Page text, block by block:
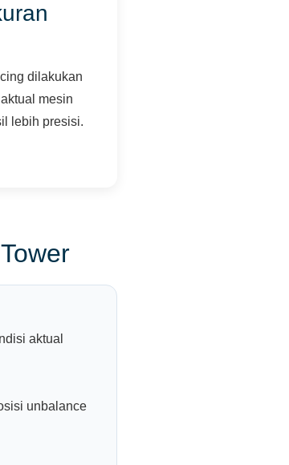
dilakukan
mesin
lebih presisi.
aktual
unbalance